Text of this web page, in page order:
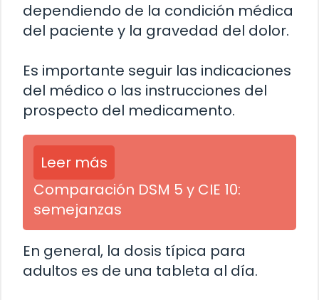
dependiendo de la condición médica
del paciente y la gravedad del dolor.
Es importante seguir las indicaciones
del médico o las instrucciones del
prospecto del medicamento.
Leer más
Comparación DSM 5 y CIE 10:
semejanzas
En general, la dosis típica para
adultos es de una tableta al día.